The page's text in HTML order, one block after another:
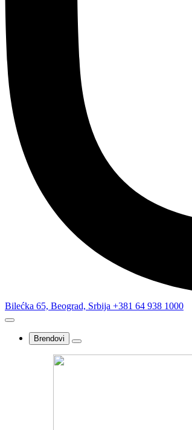
Bilećka 65, Beograd, Srbija +381 64 938 1000
Brendovi